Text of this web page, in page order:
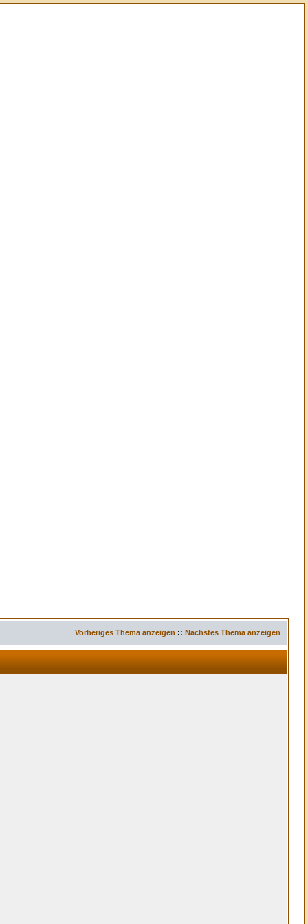
Vorheriges Thema anzeigen :: Nächstes Thema anzeigen